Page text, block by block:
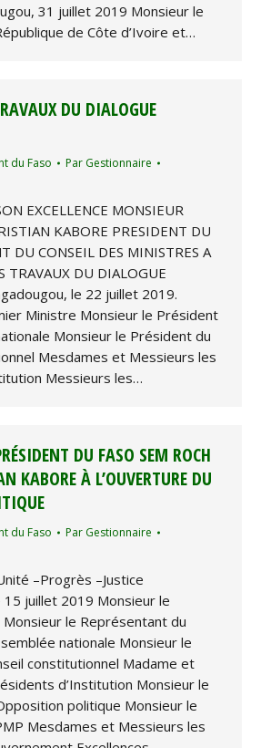
31 juillet 2019 Monsieur le
de Côte d’Ivoire et…
DU DIALOGUE
du Faso Par Gestionnaire
EXCELLENCE MONSIEUR
KABORE PRESIDENT DU
DU CONSEIL DES MINISTRES A
TRAVAUX DU DIALOGUE
le 22 juillet 2019.
Ministre Monsieur le Président
Monsieur le Président du
Mesdames et Messieurs les
Messieurs les…
DU FASO SEM ROCH
KABORE À L’OUVERTURE DU
du Faso Par Gestionnaire
–Progrès –Justice
15 juillet 2019 Monsieur le
le Représentant du
nationale Monsieur le
constitutionnel Madame et
d’Institution Monsieur le
politique Monsieur le
Mesdames et Messieurs les